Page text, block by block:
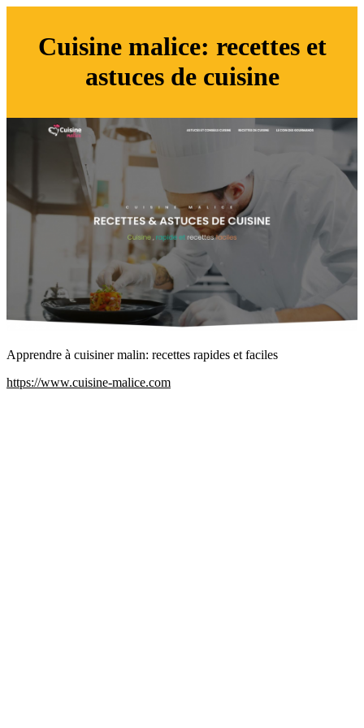
Cuisine malice: recettes et
astuces de cuisine
Apprendre à cuisiner malin: recettes rapides et faciles
https://www.cuisine-malice.com